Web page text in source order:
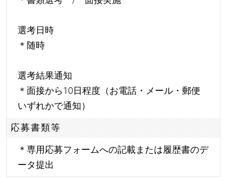
選考日時
＊随時
選考結果通知
＊面接から10日程度（お電話・メール・郵便
いずれかで通知）
応募書類等
＊専用応募フォームへの記載または履歴書のデ
ータ提出